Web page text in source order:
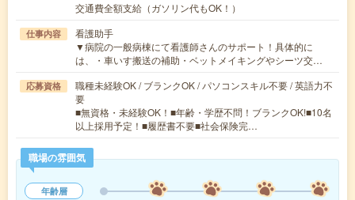
交通費全額支給（ガソリン代もOK！）
仕事内容
看護助手
▼病院の一般病棟にて看護師さんのサポート！具体的に
は、・車いす搬送の補助・ベットメイキングやシーツ交…
応募資格
職種未経験OK / ブランクOK / パソコンスキル不要 / 英語力不
要
■無資格・未経験OK！■年齢・学歴不問！ブランクOK!■10名
以上採用予定！■履歴書不要■社会保険完…
職場の雰囲気
年齢層